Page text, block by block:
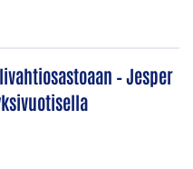
– Jesper